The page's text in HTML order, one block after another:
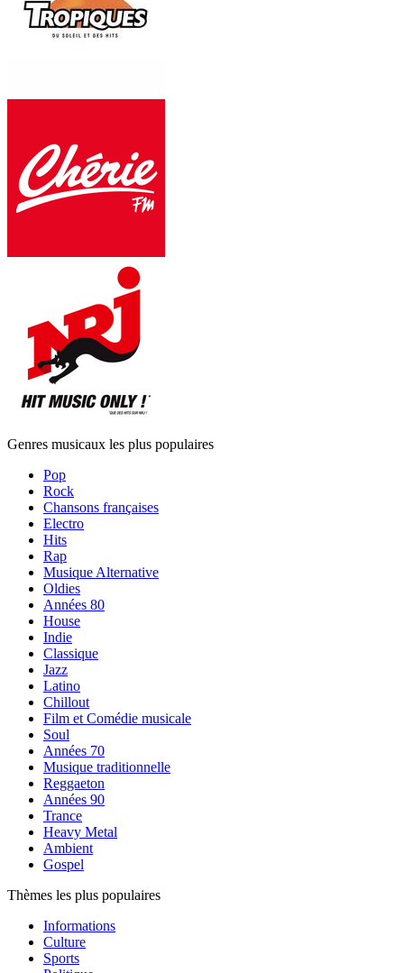
Genres musicaux les plus populaires
Pop
Rock
Chansons françaises
Electro
Hits
Rap
Musique Alternative
Oldies
Années 80
House
Indie
Classique
Jazz
Latino
Chillout
Film et Comédie musicale
Soul
Années 70
Musique traditionnelle
Reggaeton
Années 90
Trance
Heavy Metal
Ambient
Gospel
Thèmes les plus populaires
Informations
Culture
Sports